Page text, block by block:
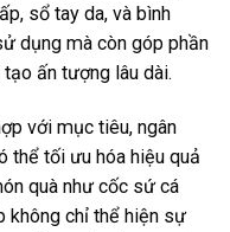
sổ tay da, và bình
dụng mà còn góp phần
ấn tượng lâu dài.
với mục tiêu, ngân
thể tối ưu hóa hiệu quả
quà như cốc sứ cá
không chỉ thể hiện sự